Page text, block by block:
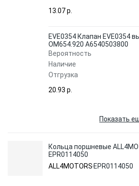
13.07 p.
EVE0354 Клапан EVE0354
OM654.920 A6540503800
Вероятность
Наличие
Отгрузка
20.93 p.
Показать
Кольца поршневые
EPR0114050
ALL4MOTORS EPR0114050